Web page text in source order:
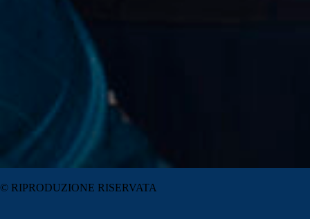
© RIPRODUZIONE RISERVATA